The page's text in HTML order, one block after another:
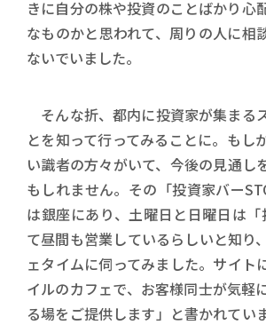
きに自分の株や投資のことばかり心
なものかと思われて、周りの人に相
ないでいました。
そんな折、都内に投資家が集まる
とを知って行ってみることに。もし
い識者の方々がいて、今後の見通し
もしれません。その「投資家バー
は銀座にあり、土曜日と日曜日は「
て昼間も営業しているらしいと知り
ェタイムに伺ってみました。サイト
イルのカフェで、お客様同士が気軽
る場をご提供します」と書かれてい